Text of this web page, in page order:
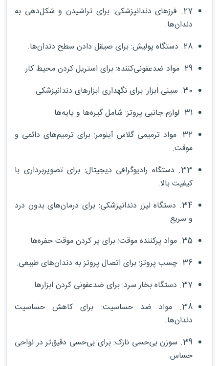
27. فرزهای دندانپزشکی: برای تراشیدن و شکل‌دهی به
دندان‌ها.
28. دستگاه پولیش: برای صیقل دادن سطح دندان‌ها.
29. مواد ضدعفونی‌کننده: برای استریل کردن محیط کار.
30. سینی ابزار: برای نگهداری ابزارهای دندانپزشکی.
31. لوازم جانبی پروتز: شامل گیره‌ها و پایه‌ها.
32. مواد ترمیمی گلاس آینومر: برای ترمیم‌های دائمی و
موقت.
33. دستگاه رادیوگرافی دیجیتال: برای تصویربرداری با
کیفیت بالا.
34. دستگاه لیزر دندانپزشکی: برای درمان‌های بدون درد
و سریع.
35. مواد پرکننده موقت: برای پر کردن موقت حفره‌ها.
36. چسب پروتز: برای اتصال پروتز به دندان‌های طبیعی.
37. دستگاه بخار سرد: برای ضدعفونی کردن ابزارها.
38. مواد ضد حساسیت: برای کاهش حساسیت
دندان‌ها.
39. سوزن بی‌حسی نازک: برای بی‌حسی دقیق‌تر در نواحی
حساس.